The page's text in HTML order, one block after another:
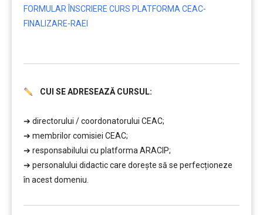
FORMULAR ÎNSCRIERE CURS PLATFORMA CEAC-
FINALIZARE-RAEI
CUI SE ADRESEAZĂ CURSUL:
➔ directorului / coordonatorului CEAC;
➔ membrilor comisiei CEAC;
➔ responsabilului cu platforma ARACIP;
➔ personalului didactic care doreşte să se perfecționeze
în acest domeniu.